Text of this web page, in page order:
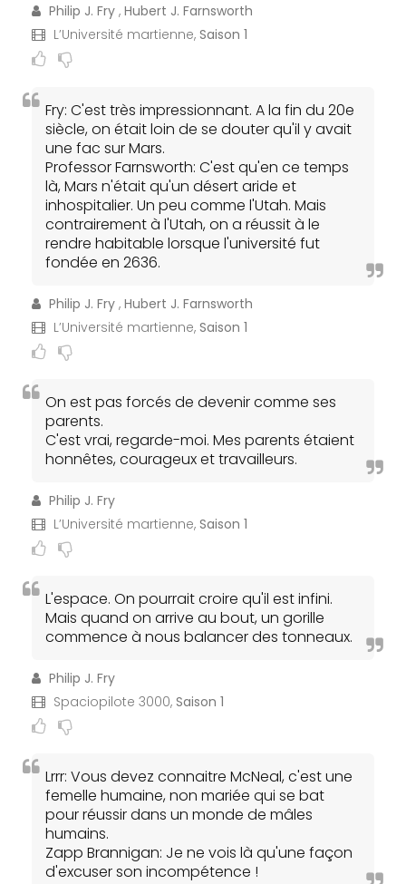
Philip J. Fry , Hubert J. Farnsworth
L’Université martienne, Saison 1
Fry: C'est très impressionnant. A la fin du 20e
siècle, on était loin de se douter qu'il y avait
une fac sur Mars.
Professor Farnsworth: C'est qu'en ce temps
là, Mars n'était qu'un désert aride et
inhospitalier. Un peu comme l'Utah. Mais
contrairement à l'Utah, on a réussit à le
rendre habitable lorsque l'université fut
fondée en 2636.
Philip J. Fry , Hubert J. Farnsworth
L’Université martienne, Saison 1
On est pas forcés de devenir comme ses
parents.
C'est vrai, regarde-moi. Mes parents étaient
honnêtes, courageux et travailleurs.
Philip J. Fry
L’Université martienne, Saison 1
L'espace. On pourrait croire qu'il est infini.
Mais quand on arrive au bout, un gorille
commence à nous balancer des tonneaux.
Philip J. Fry
Spaciopilote 3000, Saison 1
Lrrr: Vous devez connaitre McNeal, c'est une
femelle humaine, non mariée qui se bat
pour réussir dans un monde de mâles
humains.
Zapp Brannigan: Je ne vois là qu'une façon
d'excuser son incompétence !